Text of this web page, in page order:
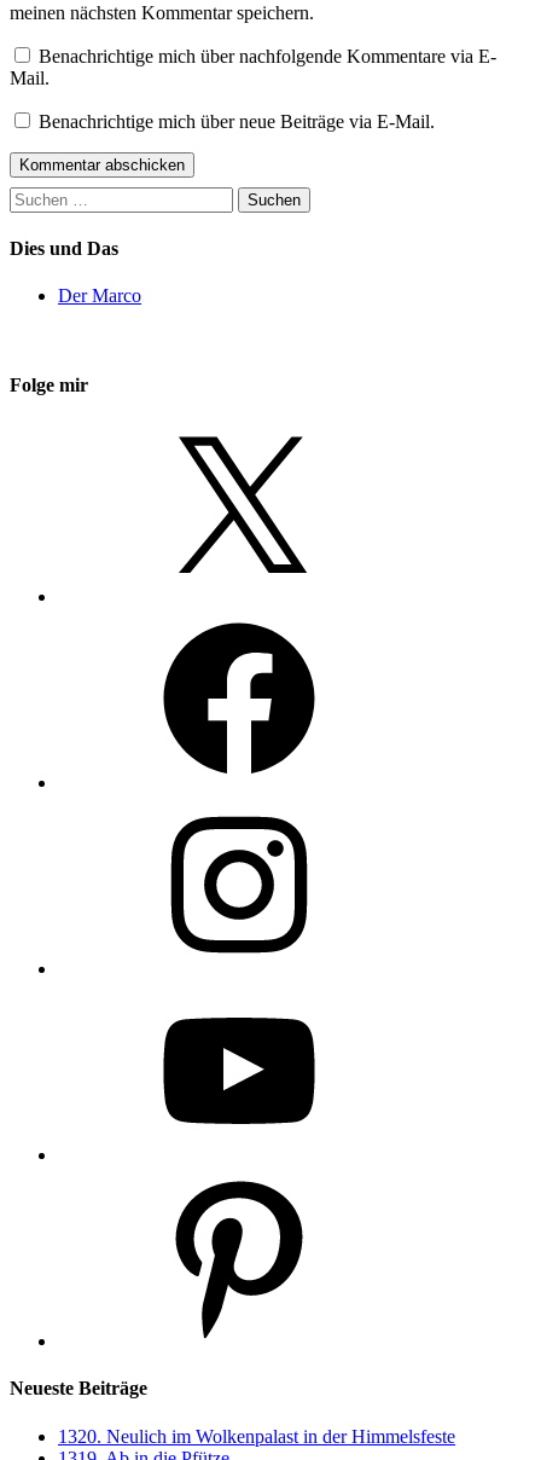
meinen nächsten Kommentar speichern.
Benachrichtige mich über nachfolgende Kommentare via E-
Mail.
Benachrichtige mich über neue Beiträge via E-Mail.
Suchen
nach:
Dies und Das
Der Marco
Folge mir
Neueste Beiträge
1320. Neulich im Wolkenpalast in der Himmelsfeste